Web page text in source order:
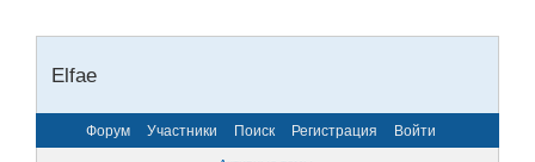
Elfae
Форум Участники Поиск Регистрация Войти